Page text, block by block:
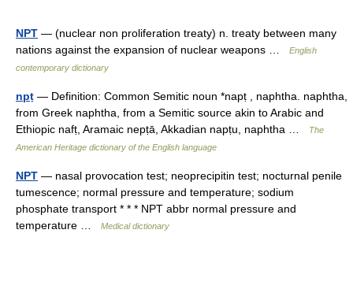
NPT — (nuclear non proliferation treaty) n. treaty between many
nations against the expansion of nuclear weapons …
English
contemporary dictionary
npṭ — Definition: Common Semitic noun *napṭ , naphtha. naphtha,
from Greek naphtha, from a Semitic source akin to Arabic and
Ethiopic nafṭ, Aramaic nepṭā, Akkadian napṭu, naphtha …
The
American Heritage dictionary of the English language
NPT — nasal provocation test; neoprecipitin test; nocturnal penile
tumescence; normal pressure and temperature; sodium
phosphate transport * * * NPT abbr normal pressure and
temperature …
Medical dictionary